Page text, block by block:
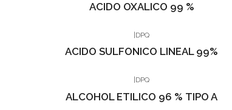
ACIDO OXALICO 99 %
DPQ
ACIDO SULFONICO LINEAL 99%
DPQ
ALCOHOL ETILICO 96 % TIPO A